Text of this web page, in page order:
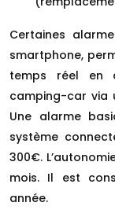
Certaines
smartphone,
temps réel en
camping-car via
Une alarme
système
300€.
mois. Il est
année.